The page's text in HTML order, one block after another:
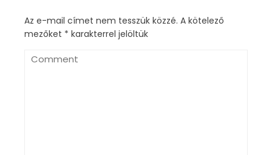
Az e-mail címet nem tesszük közzé. A kötelező
mezőket * karakterrel jelöltük